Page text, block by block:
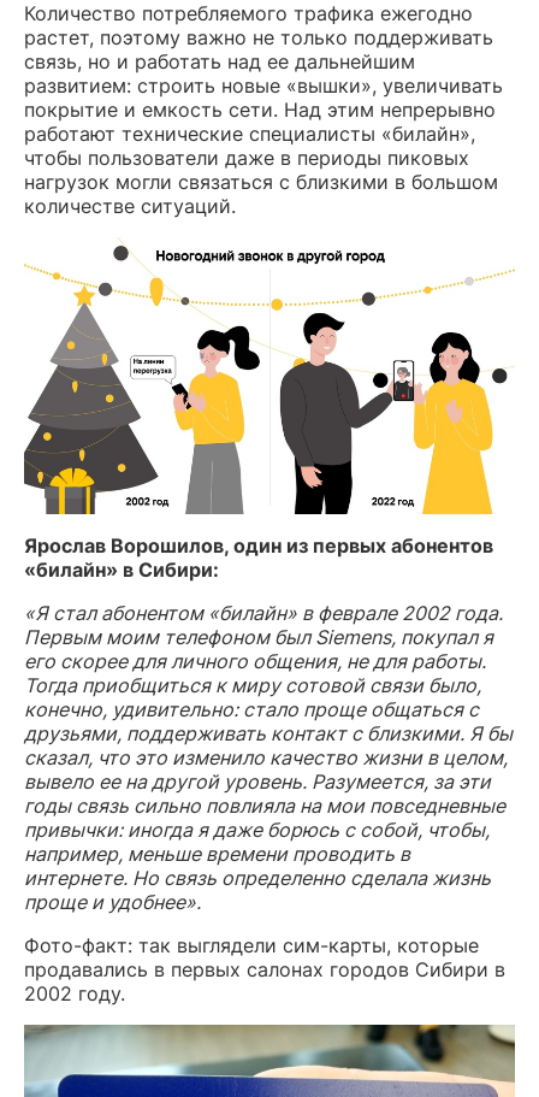
Количество потребляемого трафика ежегодно
растет, поэтому важно не только поддерживать
связь, но и работать над ее дальнейшим
развитием: строить новые «вышки», увеличивать
покрытие и емкость сети. Над этим непрерывно
работают технические специалисты «билайн»,
чтобы пользователи даже в периоды пиковых
нагрузок могли связаться с близкими в большом
количестве ситуаций.
Ярослав Ворошилов, один из первых абонентов
«билайн» в Сибири:
«Я стал абонентом «билайн» в феврале 2002 года.
Первым моим телефоном был Siemens, покупал я
его скорее для личного общения, не для работы.
Тогда приобщиться к миру сотовой связи было,
конечно, удивительно: стало проще общаться с
друзьями, поддерживать контакт с близкими. Я бы
сказал, что это изменило качество жизни в целом,
вывело ее на другой уровень. Разумеется, за эти
годы связь сильно повлияла на мои повседневные
привычки: иногда я даже борюсь с собой, чтобы,
например, меньше времени проводить в
интернете. Но связь определенно сделала жизнь
проще и удобнее».
Фото-факт: так выглядели сим-карты, которые
продавались в первых салонах городов Сибири в
2002 году.